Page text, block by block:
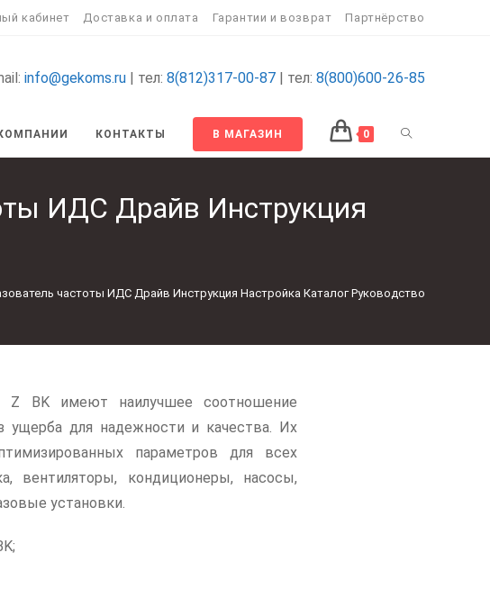
кабинет Доставка и оплата Гарантии и возврат Партнёрство
info@gekoms.ru | тел: 8(812)317-00-87 | тел: 8(800)600-26-85
КОНТАКТЫ В МАГАЗИН 0
ИДС Драйв Инструкция
частоты ИДС Драйв Инструкция Настройка Каталог Руководство
Z BK имеют наилучшее соотношение
ущерба для надежности и качества. Их
параметров для всех
вентиляторы, кондиционеры, насосы,
установки.